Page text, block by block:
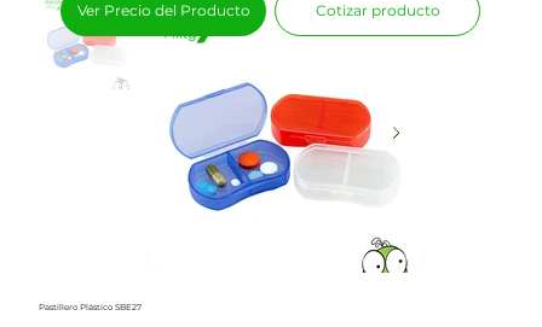
Pastillero Plástico SBE27
Ver Precio del Producto Cotizar producto